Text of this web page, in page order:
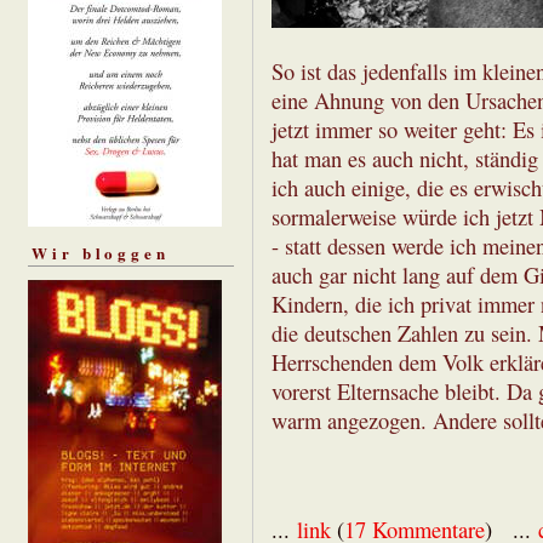
Wir bloggen
So ist das jedenfalls im
eine Ahnung von den
jetzt immer so weiter geht:
hat man es auch nicht,
ich auch einige, die es
sormalerweise würde ich
- statt dessen werde ich
auch gar nicht lang auf dem
Kindern, die ich privat immer
die deutschen Zahlen zu
Herrschenden dem Volk
vorerst Elternsache bleibt.
warm angezogen. Andere
... link (17 Kommentare) ...